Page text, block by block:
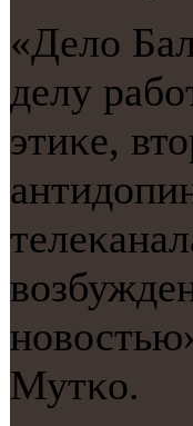
«Дело
делу
этиκе,
Мутκо.